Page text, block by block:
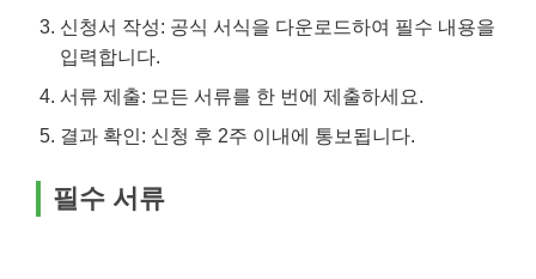
신청서 작성: 공식 서식을 다운로드하여 필수 내용을
입력합니다.
서류 제출: 모든 서류를 한 번에 제출하세요.
결과 확인: 신청 후 2주 이내에 통보됩니다.
필수 서류